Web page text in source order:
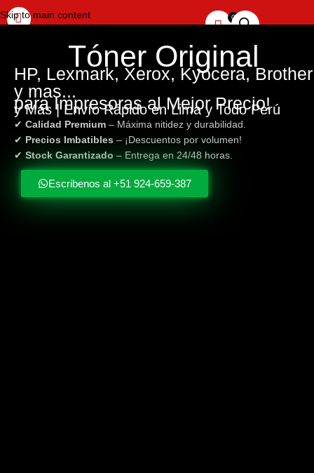
Skip to main content
Tóner Original
HP, Lexmark, Xerox, Kyocera, Brother
y mas...
para Impresoras al Mejor Precio!
y Más | Envío Rápido en Lima y Todo Perú
✔ Calidad Premium – Máxima nitidez y durabilidad.
✔ Precios Imbatibles – ¡Descuentos por volumen!
✔ Stock Garantizado – Entrega en 24/48 horas.
Escribenos al +51 924-659-387